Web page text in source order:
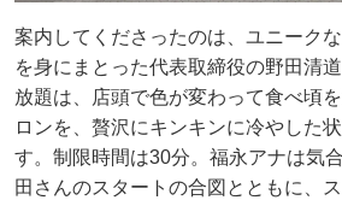
案内してくださったのは、ユニーク
を身にまとった代表取締役の野田清
放題は、店頭で色が変わって食べ頃
ロンを、贅沢にキンキンに冷やした
す。制限時間は30分。福永アナは気
田さんのスタートの合図とともに、